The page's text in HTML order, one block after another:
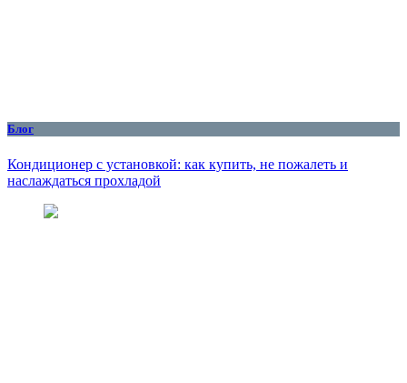
Блог
Кондиционер с установкой: как купить, не пожалеть и
наслаждаться прохладой